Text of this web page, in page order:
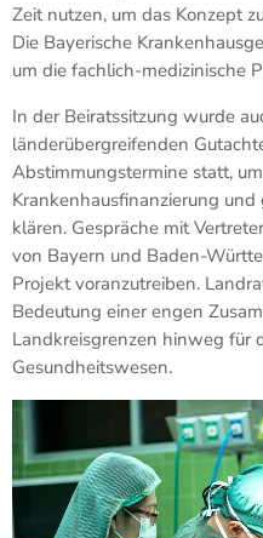
Zeit nutzen, um das Konzept
Die Bayerische
um die fachlich-medizinische
In der Beiratssitzung wurde
länderübergreifenden
Abstimmungstermine statt,
Krankenhausfinanzierung
klären. Gespräche mit
von Bayern und Baden-
Projekt voranzutreiben.
Bedeutung einer engen
Landkreisgrenzen hinweg für
Gesundheitswesen.